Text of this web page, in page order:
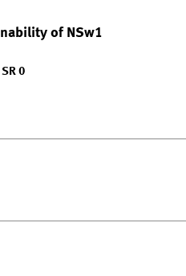
of NSw1
0